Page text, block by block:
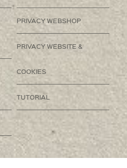
PRIVACY WEBSHOP
PRIVACY WEBSITE &
COOKIES
TUTORIAL